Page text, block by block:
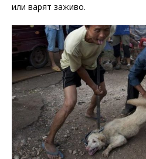
или варят заживо.